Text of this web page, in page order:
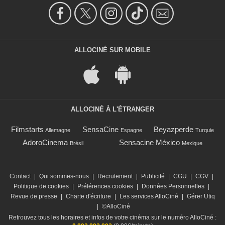
ALLOCINÉ SUR MOBILE
ALLOCINÉ À L'ÉTRANGER
Filmstarts Allemagne SensaCine Espagne Beyazperde Turquie
AdoroCinema Brésil Sensacine México Mexique
Contact Qui sommes-nous Recrutement Publicité CGU CGV
Politique de cookies
Préférences cookies Données Personnelles
Revue de presse
Charte d'écriture Les services AlloCiné
Gérer Utiq
©AlloCiné
Retrouvez tous les horaires et infos de votre cinéma sur le numéro AlloCiné :